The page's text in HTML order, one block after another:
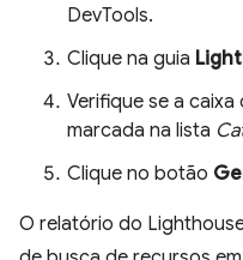
DevTools.
Clique na guia
Verifique se a caixa
marcada na lista
Clique no botão
O relatório do